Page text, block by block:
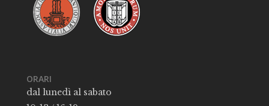
ORARI
dal lunedì al sabato